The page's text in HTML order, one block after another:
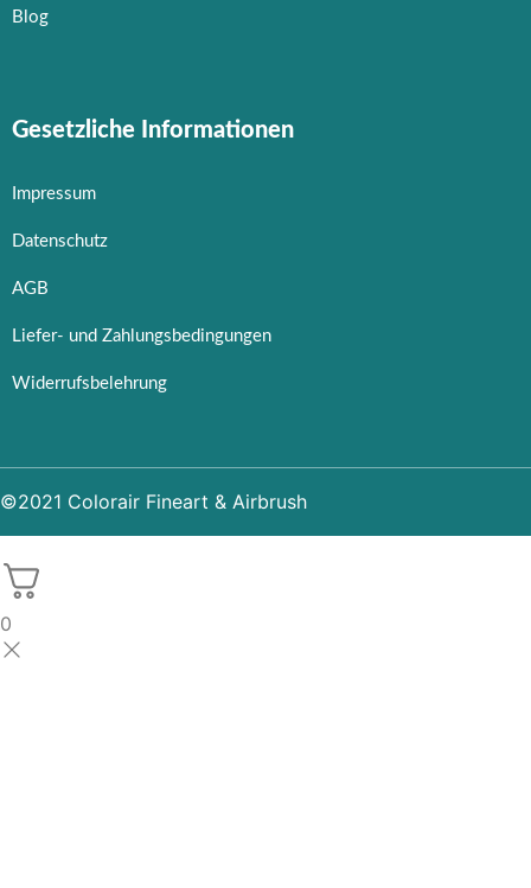
Blog
Gesetzliche Informationen
Impressum
Datenschutz
AGB
Liefer- und Zahlungsbedingungen
Widerrufsbelehrung
©2021 Colorair Fineart & Airbrush
0